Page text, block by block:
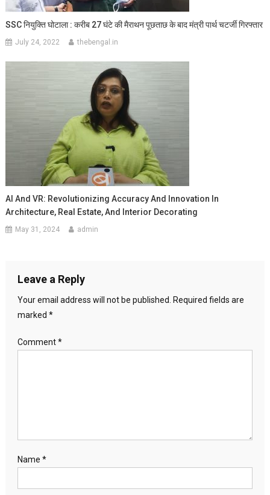
SSC नियुक्ति घोटाला : करीब 27 घंटे की मैराथन पूछताछ के बाद मंत्री पार्थ चटर्जी गिरफ्तार
July 24, 2022 thebengal.in
AI And VR: Revolutionizing Accuracy And Innovation In
Architecture, Real Estate, And Interior Decorating
May 31, 2024 admin
Leave a Reply
Your email address will not be published.
Required fields are
marked *
Comment*
Name *